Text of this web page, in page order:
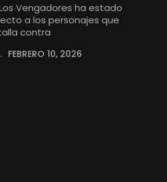
Vengadores ha estado
a los personajes que
contra
FEBRERO 10, 2026